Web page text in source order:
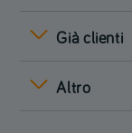
Già clienti
Altro